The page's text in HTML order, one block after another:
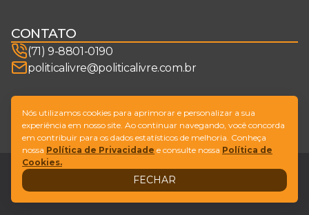
CONTATO
(71) 9-8801-0190
politicalivre@politicalivre.com.br
SIGA-NOS
© Copyright Política Livre. All Rights Reserved
Design by NVGO
LegalFale conosco
Nós utilizamos cookies para aprimorar e personalizar a sua
experiência em nosso site. Ao continuar navegando, você concorda
em contribuir para os dados estatísticos de melhoria. Conheça
nossa Política de Privacidade e consulte nossa Política de
Cookies.
FECHAR